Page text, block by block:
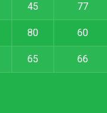
45 77
80 60
65 66